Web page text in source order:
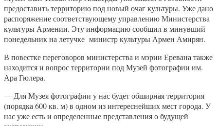
предоставить территорию под новый очаг культуры. Уже дано
распоряжение соответствующему управлению Министерства
культуры Армении. Эту информацию сообщил в минувший
понедельник на летучке министр культуры Армен Амирян.
В повестке переговоров министерства и мэрии Еревана также
находится и вопрос территории под Музей фотографии им.
Ара Гюлера.
— Для Музея фотографии у нас будет обширная территория
(порядка 600 кв. м) в одном из интереснейших мест города. У
нас уже есть и определенные представления о будущей